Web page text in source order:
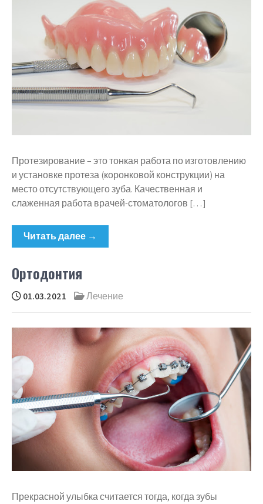
Протезирование – это тонкая работа по изготовлению
и установке протеза (коронковой конструкции) на
место отсутствующего зуба. Качественная и
слаженная работа врачей-стоматологов […]
Читать далее →
Ортодонтия
01.03.2021 Лечение
Прекрасной улыбка считается тогда, когда зубы